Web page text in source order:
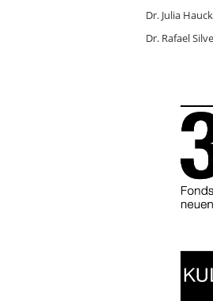
Dr. Julia
Dr. Rafael